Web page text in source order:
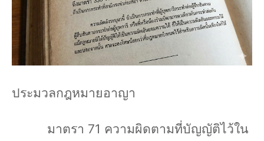
ประมวลกฎหมายอาญา
มาตรา 71 ความผิดตามที่บัญญัติไว้ใน